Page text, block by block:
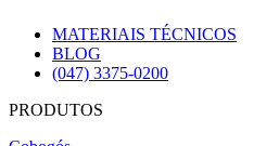
MATERIAIS TÉCNICOS
BLOG
(047) 3375-0200
PRODUTOS